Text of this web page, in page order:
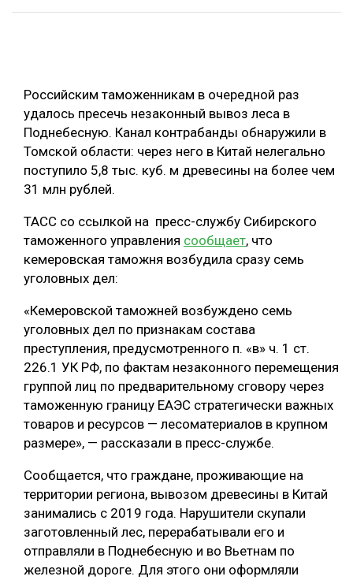
ПРОИЗВОДСТВО ДРЕВЕСНЫХ ПЛИТ
ДЕРЕВЯННОЕ ДОМОСТРОЕНИЕ
СОРТИРОВКА ДРЕВЕСИНЫ
СУШКА ДРЕВЕСИНЫ
МЕБЕЛЬНОЕ ПРОИЗВОДСТВО
ПОДБОРКИ СТАТЕЙ
Российским таможенникам в очередной раз
удалось пресечь незаконный вывоз леса в
Поднебесную. Канал контрабанды обнаружили в
Томской области: через него в Китай нелегально
поступило 5,8 тыс. куб. м древесины на более чем
31 млн рублей.
ТАСС со ссылкой на пресс-службу Сибирского
таможенного управления сообщает, что
кемеровская таможня возбудила сразу семь
уголовных дел:
«Кемеровской таможней возбуждено семь
уголовных дел по признакам состава
преступления, предусмотренного п. «в» ч. 1 ст.
226.1 УК РФ, по фактам незаконного перемещения
группой лиц по предварительному сговору через
таможенную границу ЕАЭС стратегически важных
товаров и ресурсов — лесоматериалов в крупном
размере», — рассказали в пресс-службе.
Сообщается, что граждане, проживающие на
территории региона, вывозом древесины в Китай
занимались с 2019 года. Нарушители скупали
заготовленный лес, перерабатывали его и
отправляли в Поднебесную и во Вьетнам по
железной дороге. Для этого они оформляли